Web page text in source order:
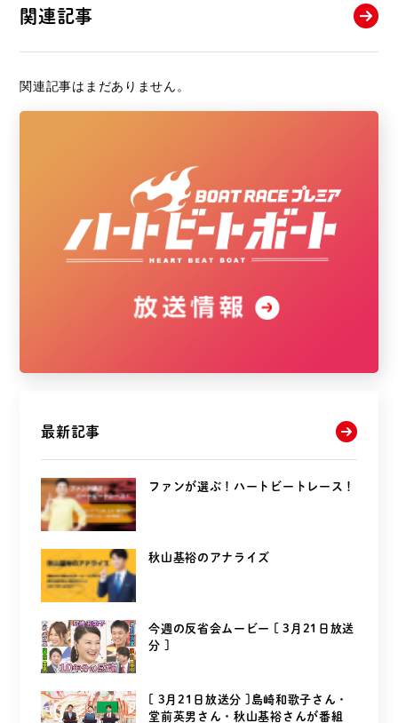
関連記事
関連記事はまだありません。
最新記事
ファンが選ぶ！ハートビートレース！
秋山基裕のアナライズ
今週の反省会ムービー [ 3月21日放送
分 ]
[ 3月21日放送分 ]島崎和歌子さん・
堂前英男さん・秋山基裕さんが番組